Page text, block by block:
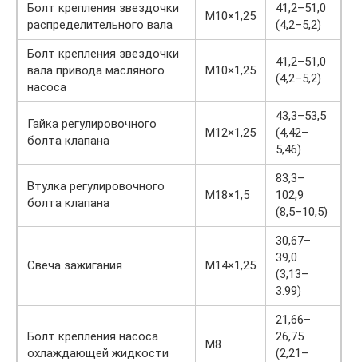
Болт крепления звездочки
распределительного вала
М10×1,25
41,2–51,0
(4,2–5,2)
Болт крепления звездочки
вала привода масляного
насоса
М10×1,25
41,2–51,0
(4,2–5,2)
Гайка регулировочного
болта клапана
М12×1,25
43,3–53,5
(4,42–
5,46)
Втулка регулировочного
болта клапана
М18×1,5
83,3–
102,9
(8,5–10,5)
Свеча зажигания М14×1,25
30,67–
39,0
(3,13–
3.99)
Болт крепления насоса
охлаждающей жидкости
М8
21,66–
26,75
(2,21–